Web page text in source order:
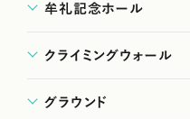
牟礼記念ホール
クライミングウォール
グラウンド